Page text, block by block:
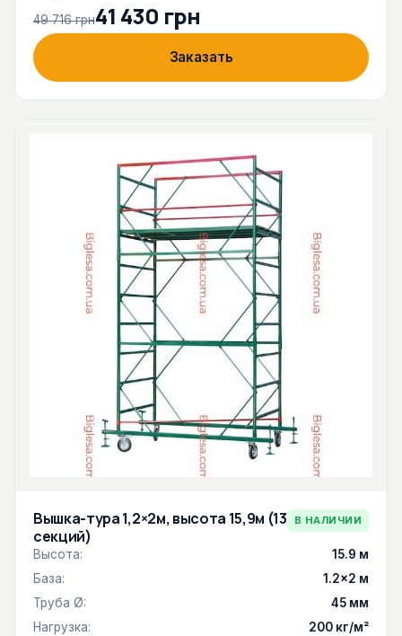
49 716 грн41 430 грн
Заказать
Вышка-тура 1,2×2м, высота 15,9м (13
секций)
В НАЛИЧИИ
Высота:
15.9 м
База:
1.2×2 м
Труба Ø:
45 мм
Нагрузка:
200 кг/м²